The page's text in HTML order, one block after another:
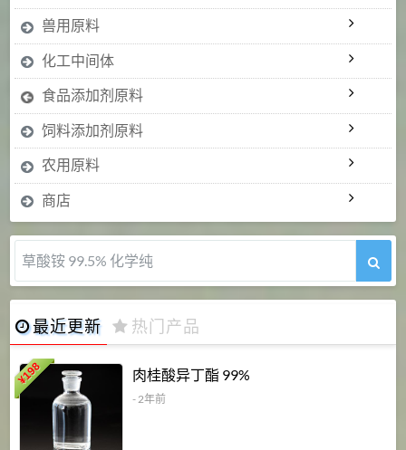
兽用原料
化工中间体
食品添加剂原料
饲料添加剂原料
农用原料
商店
5-甲氧基吲哚 98%
最近更新 热门产品
¥
198 肉桂酸异丁酯 99%
- 2年前